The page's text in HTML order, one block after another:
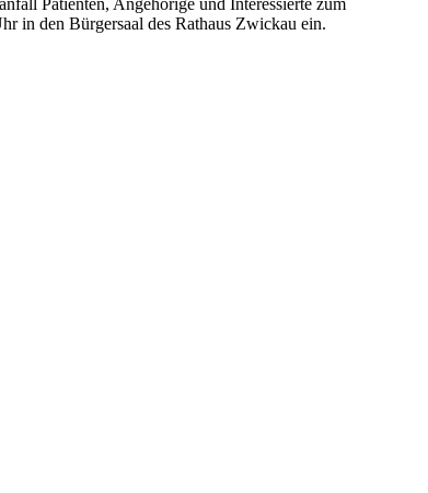
Patienten, Angehörige und Interessierte zum
in den Bürgersaal des Rathaus Zwickau ein.